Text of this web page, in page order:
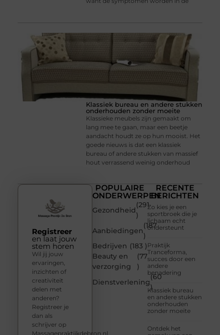
Klassiek bureau en andere stukken
onderhouden zonder moeite
Klassieke meubels zijn gemaakt om
lang mee te gaan, maar een beetje
aandacht houdt ze op hun mooist. Het
goede nieuws is dat een klassiek
bureau of andere stukken van massief
hout verrassend weinig onderhoud
POPULAIRE
ONDERWERPEN
Gezondheid
(291
)
Aanbiedingen
(187
)
Bedrijven (183 )
Beauty en
verzorging
(77
)
Dienstverlening
(60
)
RECENTE
BERICHTEN
Zo kies je een
sportbroek die je
lichaam echt
ondersteunt
Praktijk
Tranceforma,
succes door een
andere
benadering
Klassiek bureau
en andere stukken
onderhouden
zonder moeite
Ontdek het
Registreer
en laat jouw
stem horen
Wil jij jouw
ervaringen,
inzichten of
creativiteit
delen met
anderen?
Registreer je
dan als
schrijver op
Massagepraktijkdebron.nl.